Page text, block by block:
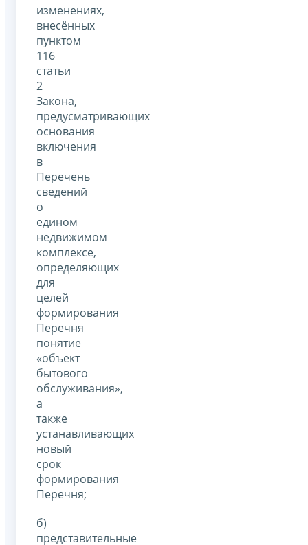
изменениях,
внесённых
пунктом
116
статьи
2
Закона,
предусматривающих
основания
включения
в
Перечень
сведений
о
едином
недвижимом
комплексе,
определяющих
для
целей
формирования
Перечня
понятие
«объект
бытового
обслуживания»,
а
также
устанавливающих
новый
срок
формирования
Перечня;
б)
представительные